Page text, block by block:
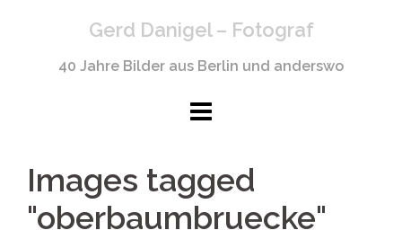
Gerd Danigel – Fotograf
40 Jahre Bilder aus Berlin und anderswo
Images tagged
"oberbaumbruecke"